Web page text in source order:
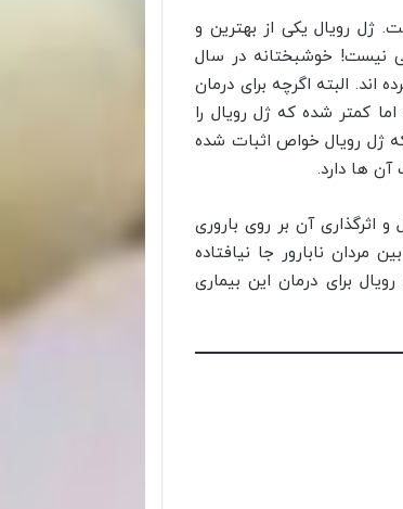
ژل رویال یکی از بهترین و
نیست! خوشبختانه در سال
اند. البته اگرچه برای درمان
اما کمتر شده که ژل رویال را
که ژل رویال خواص اثبات شده
ها دارد.
اثرگذاری آن بر روی باروری
نابارور جا نیافتاده
برای درمان این بیماری